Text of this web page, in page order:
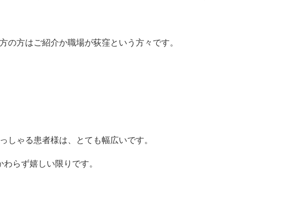
の方はご紹介か職場が荻窪という方々です。
しゃる患者様は、とても幅広いです。
らず嬉しい限りです。